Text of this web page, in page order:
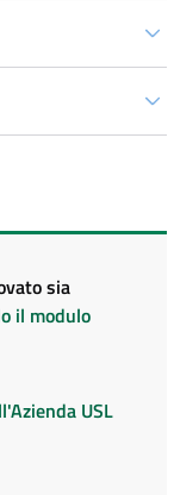
sia
il modulo
USL